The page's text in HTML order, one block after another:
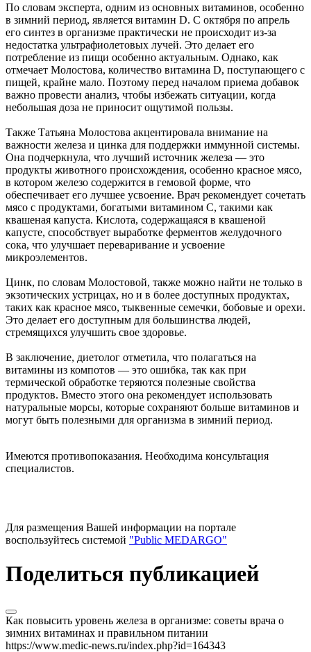
По словам эксперта, одним из основных витаминов, особенно
в зимний период, является витамин D. С октября по апрель
его синтез в организме практически не происходит из-за
недостатка ультрафиолетовых лучей. Это делает его
потребление из пищи особенно актуальным. Однако, как
отмечает Молостова, количество витамина D, поступающего с
пищей, крайне мало. Поэтому перед началом приема добавок
важно провести анализ, чтобы избежать ситуации, когда
небольшая доза не приносит ощутимой пользы.
Также Татьяна Молостова акцентировала внимание на
важности железа и цинка для поддержки иммунной системы.
Она подчеркнула, что лучший источник железа — это
продукты животного происхождения, особенно красное мясо,
в котором железо содержится в гемовой форме, что
обеспечивает его лучшее усвоение. Врач рекомендует сочетать
мясо с продуктами, богатыми витамином C, такими как
квашеная капуста. Кислота, содержащаяся в квашеной
капусте, способствует выработке ферментов желудочного
сока, что улучшает переваривание и усвоение
микроэлементов.
Цинк, по словам Молостовой, также можно найти не только в
экзотических устрицах, но и в более доступных продуктах,
таких как красное мясо, тыквенные семечки, бобовые и орехи.
Это делает его доступным для большинства людей,
стремящихся улучшить свое здоровье.
В заключение, диетолог отметила, что полагаться на
витамины из компотов — это ошибка, так как при
термической обработке теряются полезные свойства
продуктов. Вместо этого она рекомендует использовать
натуральные морсы, которые сохраняют больше витаминов и
могут быть полезными для организма в зимний период.
Имеются противопоказания. Необходима консультация
специалистов.
Для размещения Вашей информации на портале
воспользуйтесь системой "Public MEDARGO"
Поделиться публикацией
Как повысить уровень железа в организме: советы врача о
зимних витаминах и правильном питании
https://www.medic-news.ru/index.php?id=164343